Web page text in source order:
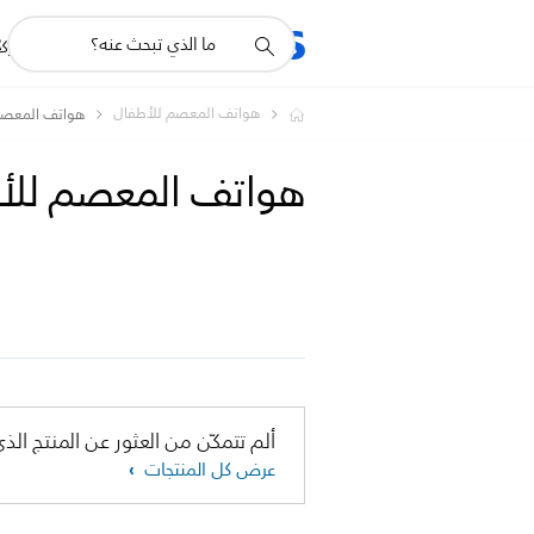
المنتجات
أيقونة
دعم
هواتف المعصم للأطفال هواتف
هواتف المعصم
ألم تتمكّن من العثور عن المنتج
عرض كل المنتجات